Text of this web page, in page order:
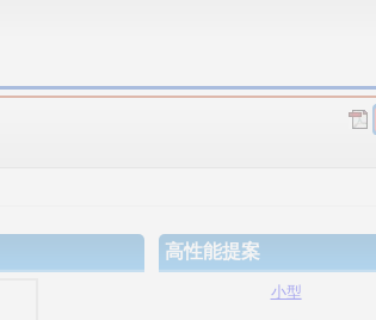
高性能提案
小型